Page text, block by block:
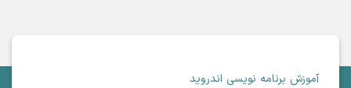
آموزش برنامه نویسی اندروید